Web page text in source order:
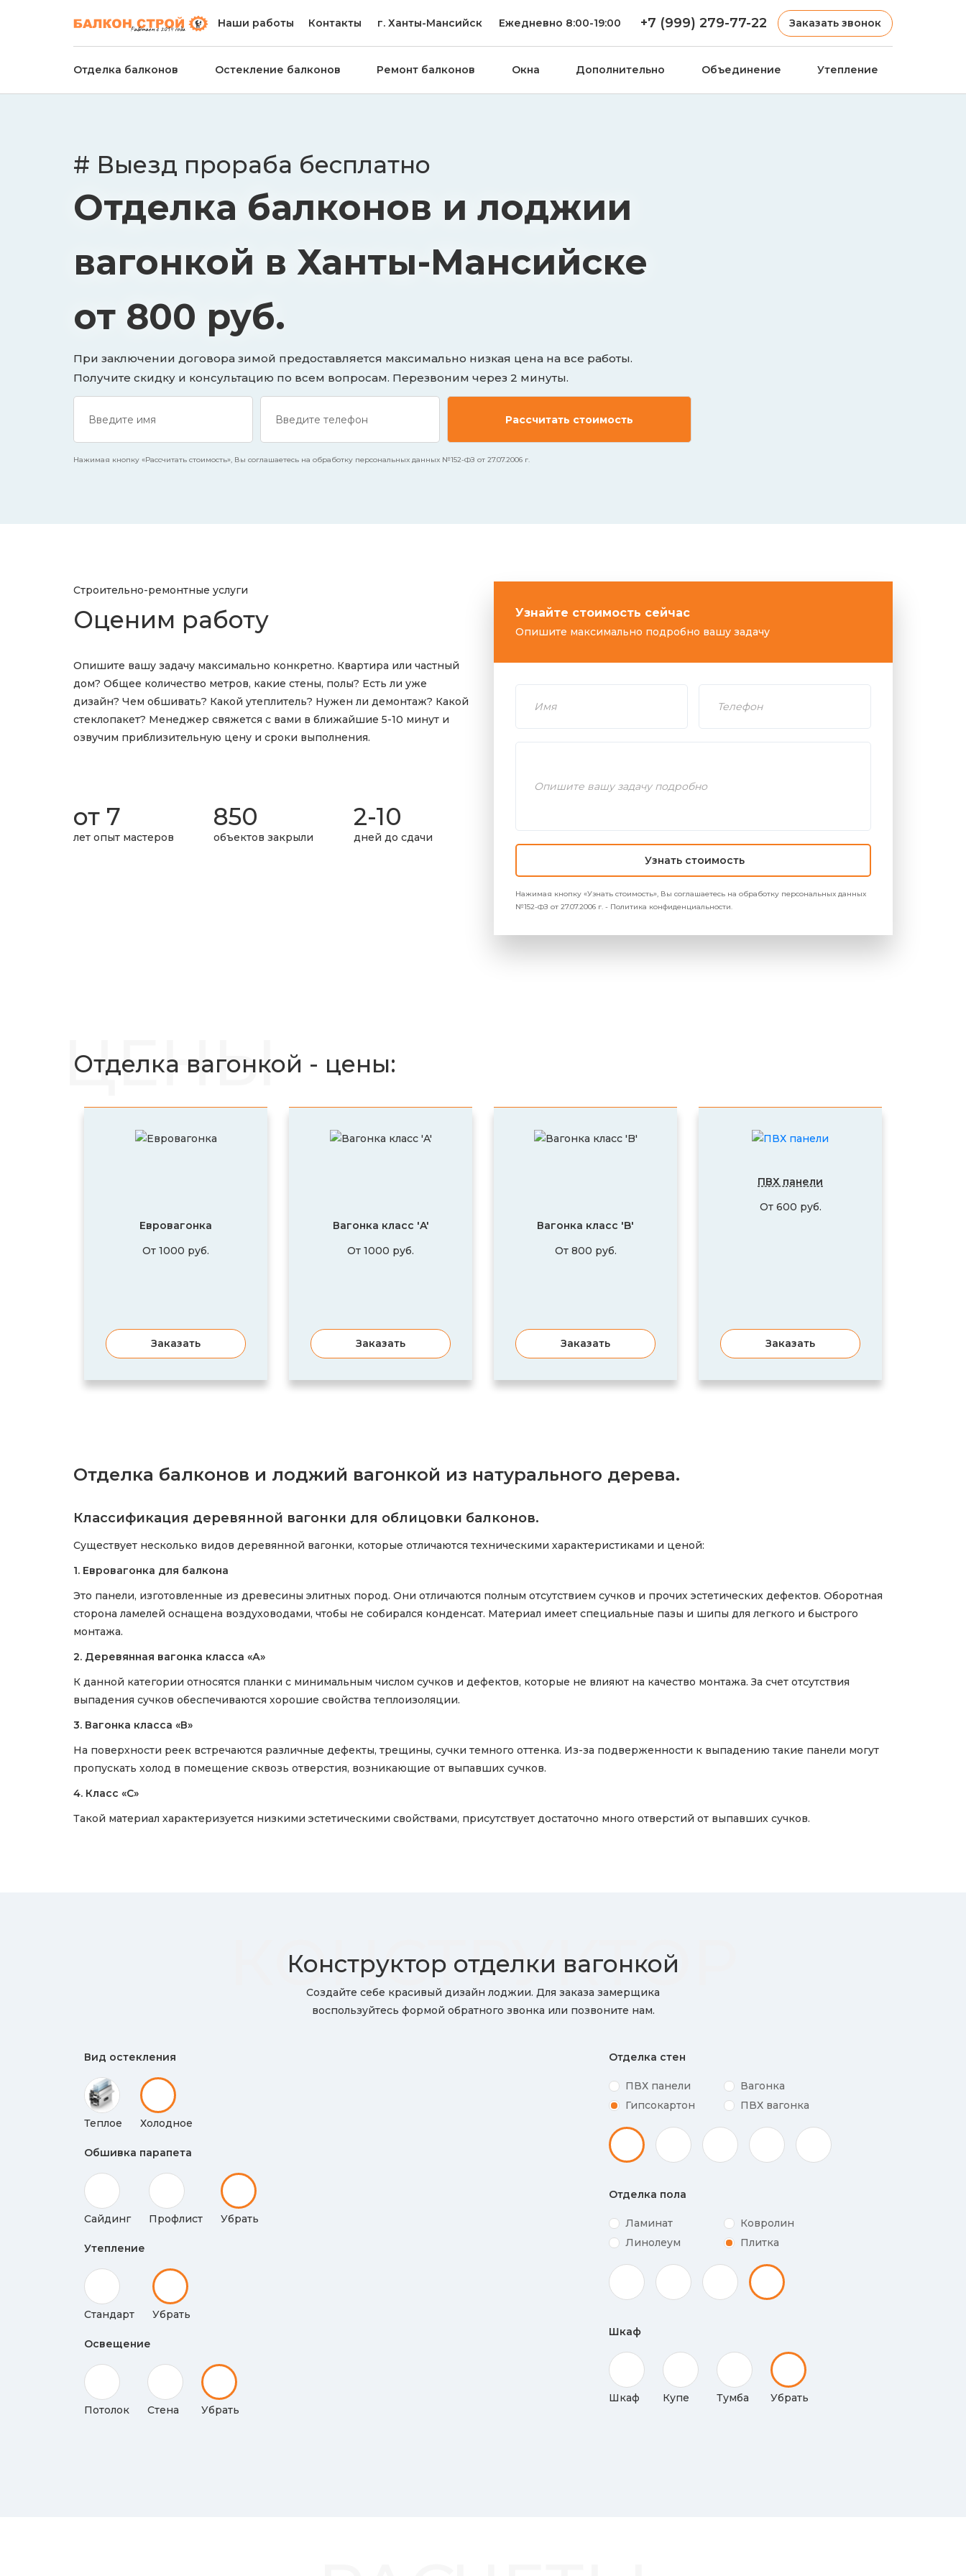
Наши работы Контакты г.Ханты-Мансийск Ежедневно 8:00-19:00 +7 (999) 279-77-22 Заказать звонок
Отделка балконов Остекление балконов Ремонт балконов Окна Дополнительно Объединение Утепление
# Выезд прораба бесплатно
Отделка балконов и лоджии
вагонкой в Ханты-Мансийске
от 800 руб.
При заключении договора зимой предоставляется максимально низкая цена на все работы.
Получите скидку и консультацию по всем вопросам. Перезвоним через 2 минуты.
Нажимая кнопку «Рассчитать стоимость», Вы соглашаетесь на обработку персональных данных №152-ФЗ от 27.07.2006 г.
Строительно-ремонтные услуги
Оценим работу
Опишите вашу задачу максимально конкретно. Квартира или частный
дом? Общее количество метров, какие стены, полы? Есть ли уже
дизайн? Чем обшивать? Какой утеплитель? Нужен ли демонтаж? Какой
стеклопакет? Менеджер свяжется с вами в ближайшие 5-10 минут и
озвучим приблизительную цену и сроки выполнения.
от 7
лет опыт мастеров
850
объектов закрыли
2-10
дней до сдачи
Узнайте стоимость сейчас
Опишите максимально подробно вашу задачу
Узнать стоимость
Нажимая кнопку «Узнать стоимость», Вы соглашаетесь на обработку персональных данных
№152-ФЗ от 27.07.2006 г. - Политика конфиденциальности.
ЦЕНЫ
Отделка вагонкой - цены:
Евровагонка
От 1000 руб.
Заказать
Вагонка класс 'A'
От 1000 руб.
Заказать
Вагонка класс 'B'
От 800 руб.
Заказать
ПВХ панели
От 600 руб.
Заказать
Отделка балконов и лоджий вагонкой из натурального дерева.
Классификация деревянной вагонки для облицовки балконов.
Существует несколько видов деревянной вагонки, которые отличаются техническими характеристиками и ценой:
1. Евровагонка для балкона
Это панели, изготовленные из древесины элитных пород. Они отличаются полным отсутствием сучков и прочих эстетических дефектов. Оборотная
сторона ламелей оснащена воздуховодами, чтобы не собирался конденсат. Материал имеет специальные пазы и шипы для легкого и быстрого
монтажа.
2. Деревянная вагонка класса «А»
К данной категории относятся планки с минимальным числом сучков и дефектов, которые не влияют на качество монтажа. За счет отсутствия
выпадения сучков обеспечиваются хорошие свойства теплоизоляции.
3. Вагонка класса «В»
На поверхности реек встречаются различные дефекты, трещины, сучки темного оттенка. Из-за подверженности к выпадению такие панели могут
пропускать холод в помещение сквозь отверстия, возникающие от выпавших сучков.
4. Класс «С»
Такой материал характеризуется низкими эстетическими свойствами, присутствует достаточно много отверстий от выпавших сучков.
КОНСТРУКТОР
Конструктор отделки вагонкой
Создайте себе красивый дизайн лоджии. Для заказа замерщика
воспользуйтесь формой обратного звонка или позвоните нам.
Вид остекления
Теплое Холодное
Обшивка парапета
Сайдинг Профлист Убрать
Утепление
Стандарт Убрать
Освещение
Потолок Стена Убрать
Отделка стен
ПВХ панели
Вагонка
Гипсокартон
ПВХ вагонка
Отделка пола
Ламинат
Ковролин
Линолеум
Плитка
Шкаф
Шкаф Купе Тумба Убрать